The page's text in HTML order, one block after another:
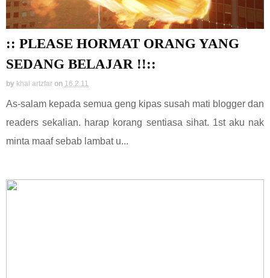
:: PLEASE HORMAT ORANG YANG
SEDANG BELAJAR !!::
by khai artzfar on 16.2.11
As-salam kepada semua geng kipas susah mati blogger dan
readers sekalian. harap korang sentiasa sihat. 1st aku nak
minta maaf sebab lambat u...